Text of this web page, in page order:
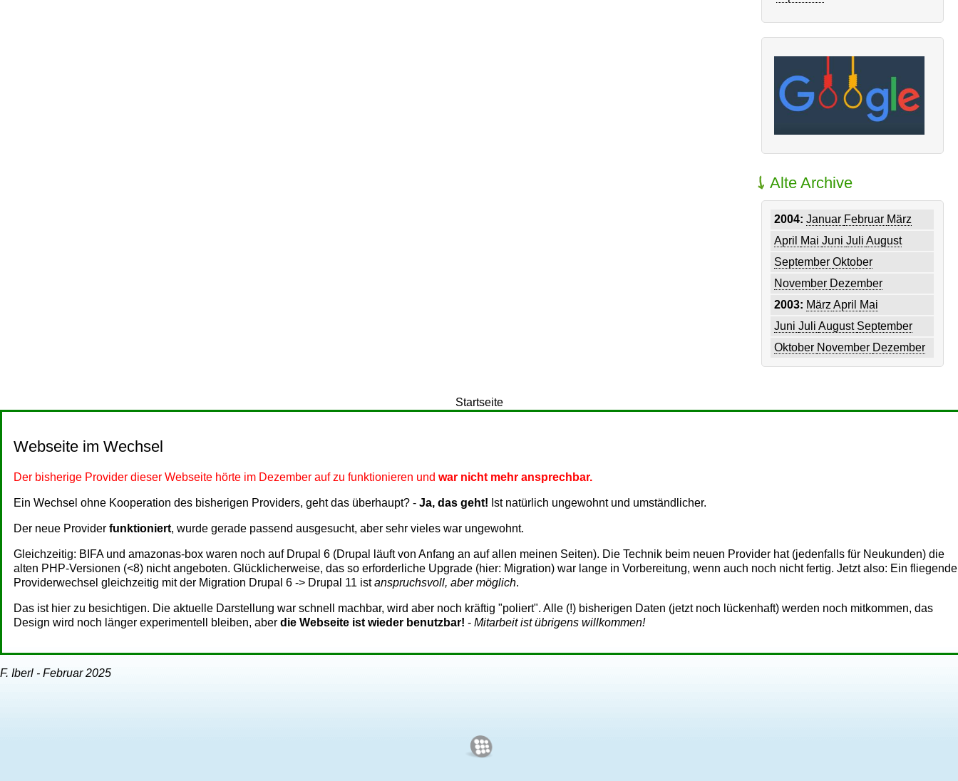
Alte Archive
2004: Januar Februar März
April
Mai Juni Juli August
September Oktober
November Dezember
2003: März April
Mai
Juni Juli August September
Oktober November Dezember
Startseite
Webseite im Wechsel
Der bisherige Provider dieser Webseite hörte im Dezember auf zu funktionieren und war nicht mehr ansprechbar.
Ein Wechsel ohne Kooperation des bisherigen Providers, geht das überhaupt? - Ja, das geht! Ist natürlich ungewohnt und umständlicher.
Der neue Provider funktioniert, wurde gerade passend ausgesucht, aber sehr vieles war ungewohnt.
Gleichzeitig: BIFA und amazonas-box waren noch auf Drupal 6 (Drupal läuft von Anfang an auf allen meinen Seiten). Die Technik beim neuen Provider hat (jedenfalls für Neukunden) die
alten PHP-Versionen (<8) nicht angeboten. Glücklicherweise, das so erforderliche Upgrade (hier: Migration) war lange in Vorbereitung, wenn auch noch nicht fertig. Jetzt also: Ein
Providerwechsel gleichzeitig mit der Migration Drupal 6 -> Drupal 11 istanspruchsvoll, aber möglich.
Das ist hier zu besichtigen. Die aktuelle Darstellung war schnell machbar, wird aber noch kräftig "poliert". Alle (!) bisherigen Daten (jetzt noch lückenhaft) werden noch mitkommen, das
Design wird noch länger experimentell bleiben, aber die Webseite ist wieder benutzbar! - Mitarbeit ist übrigens willkommen!
F. Iberl - Februar 2025